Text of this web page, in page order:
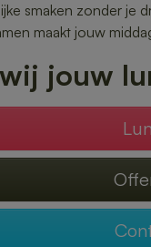
smaken zonder je
maakt jouw
jouw